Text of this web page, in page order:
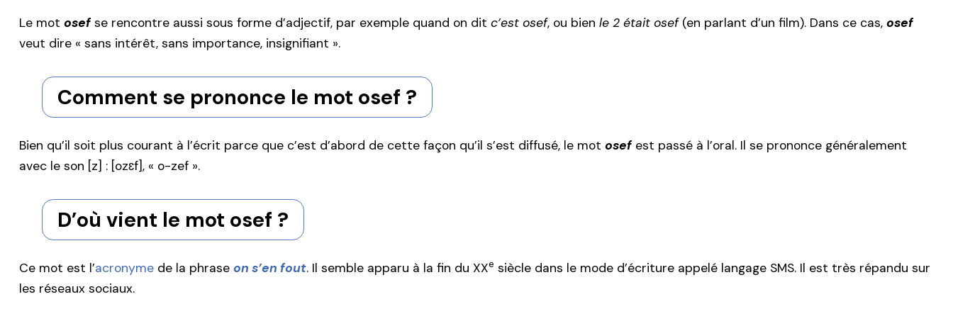
Le mot osef se rencontre aussi sous forme d’adjectif, par exemple quand on dit c’est osef, ou bien le 2 était osef(en parlant d’un film). Dans ce cas, osef
veut dire « sans intérêt, sans importance, insignifiant ».
Comment se prononce le mot osef ?
Bien qu’il soit plus courant à l’écrit parce que c’est d’abord de cette façon qu’il s’est diffusé, le mot osef est passé à l’oral. Il se prononce généralement
avec le son [z] : [ozɛf], « o-zef ».
D’où vient le mot osef ?
Ce mot est l’acronyme de la phrase on s’en fout. Il semble apparu à la fin du XXe siècle dans le mode d’écriture appelé langage SMS. Il est très répandu sur
les réseaux sociaux.